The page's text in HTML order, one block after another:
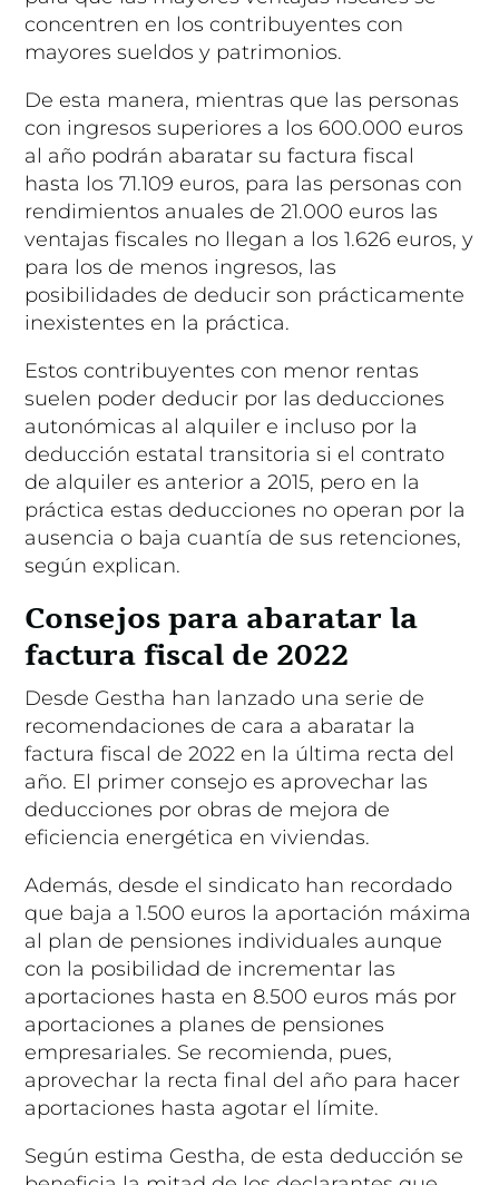
concentren en los contribuyentes con
mayores sueldos y patrimonios.
De esta manera, mientras que las personas
con ingresos superiores a los 600.000 euros
al año podrán abaratar su factura fiscal
hasta los 71.109 euros, para las personas con
rendimientos anuales de 21.000 euros las
ventajas fiscales no llegan a los 1.626 euros, y
para los de menos ingresos, las
posibilidades de deducir son prácticamente
inexistentes en la práctica.
Estos contribuyentes con menor rentas
suelen poder deducir por las deducciones
autonómicas al alquiler e incluso por la
deducción estatal transitoria si el contrato
de alquiler es anterior a 2015, pero en la
práctica estas deducciones no operan por la
ausencia o baja cuantía de sus retenciones,
según explican.
Consejos para abaratar la
factura fiscal de 2022
Desde Gestha han lanzado una serie de
recomendaciones de cara a abaratar la
factura fiscal de 2022 en la última recta del
año. El primer consejo es aprovechar las
deducciones por obras de mejora de
eficiencia energética en viviendas.
Además, desde el sindicato han recordado
que baja a 1.500 euros la aportación máxima
al plan de pensiones individuales aunque
con la posibilidad de incrementar las
aportaciones hasta en 8.500 euros más por
aportaciones a planes de pensiones
empresariales. Se recomienda, pues,
aprovechar la recta final del año para hacer
aportaciones hasta agotar el límite.
Según estima Gestha, de esta deducción se